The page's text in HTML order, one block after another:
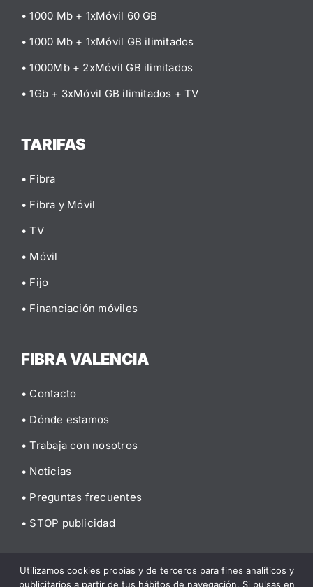
• 1000 Mb + 1xMóvil 60 GB
• 1000 Mb + 1xMóvil GB ilimitados
• 1000Mb + 2xMóvil GB ilimitados
• 1Gb + 3xMóvil GB ilimitados + TV
TARIFAS
• Fibra
• Fibra y Móvil
• TV
• Móvil
• Fijo
• Financiación móviles
FIBRA VALENCIA
• Contacto
• Dónde estamos
• Trabaja con nosotros
• Noticias
• Preguntas frecuentes
• STOP publicidad
Utilizamos cookies propias y de terceros para fines analíticos y
publicitarios a partir de tus hábitos de navegación. Si pulsas en